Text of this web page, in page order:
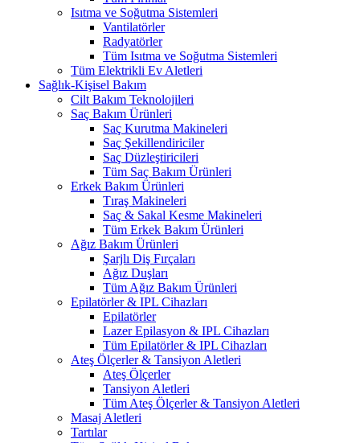
Isıtma ve Soğutma Sistemleri
Vantilatörler
Radyatörler
Tüm Isıtma ve Soğutma Sistemleri
Tüm Elektrikli Ev Aletleri
Sağlık-Kişisel Bakım
Cilt Bakım Teknolojileri
Saç Bakım Ürünleri
Saç Kurutma Makineleri
Saç Şekillendiriciler
Saç Düzleştiricileri
Tüm Saç Bakım Ürünleri
Erkek Bakım Ürünleri
Tıraş Makineleri
Saç & Sakal Kesme Makineleri
Tüm Erkek Bakım Ürünleri
Ağız Bakım Ürünleri
Şarjlı Diş Fırçaları
Ağız Duşları
Tüm Ağız Bakım Ürünleri
Epilatörler & IPL Cihazları
Epilatörler
Lazer Epilasyon & IPL Cihazları
Tüm Epilatörler & IPL Cihazları
Ateş Ölçerler & Tansiyon Aletleri
Ateş Ölçerler
Tansiyon Aletleri
Tüm Ateş Ölçerler & Tansiyon Aletleri
Masaj Aletleri
Tartılar